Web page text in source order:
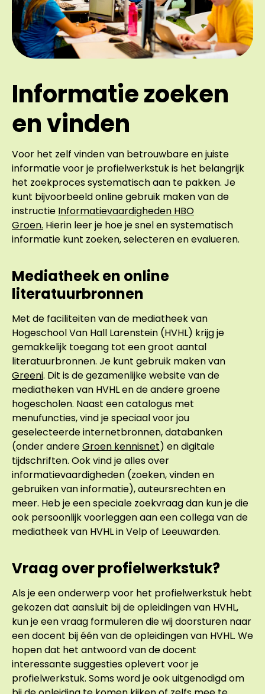
Informatie zoeken
en vinden
Voor het zelf vinden van betrouwbare en juiste
informatie voor je profielwerkstuk is het belangrijk
het zoekproces systematisch aan te pakken. Je
kunt bijvoorbeeld online gebruik maken van de
instructie Informatievaardigheden HBO
Groen. Hierin leer je hoe je snel en systematisch
informatie kunt zoeken, selecteren en evalueren.
Mediatheek en online
literatuurbronnen
Met de faciliteiten van de mediatheek van
Hogeschool Van Hall Larenstein (HVHL) krijg je
gemakkelijk toegang tot een groot aantal
literatuurbronnen. Je kunt gebruik maken van
Greeni. Dit is de gezamenlijke website van de
mediatheken van HVHL en de andere groene
hogescholen. Naast een catalogus met
menufuncties, vind je speciaal voor jou
geselecteerde internetbronnen, databanken
(onder andereGroen kennisnet) en digitale
tijdschriften. Ook vind je alles over
informatievaardigheden (zoeken, vinden en
gebruiken van informatie), auteursrechten en
meer. Heb je een speciale zoekvraag dan kun je die
ook persoonlijk voorleggen aan een collega van de
mediatheek van HVHL in Velp of Leeuwarden.
Vraag over profielwerkstuk?
Als je een onderwerp voor het profielwerkstuk hebt
gekozen dat aansluit bij de opleidingen van HVHL,
kun je een vraag formuleren die wij doorsturen naar
een docent bij één van de opleidingen van HVHL. We
hopen dat het antwoord van de docent
interessante suggesties oplevert voor je
profielwerkstuk. Soms word je ook uitgenodigd om